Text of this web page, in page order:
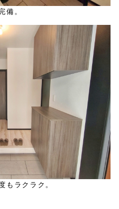
備。
もラクラク。